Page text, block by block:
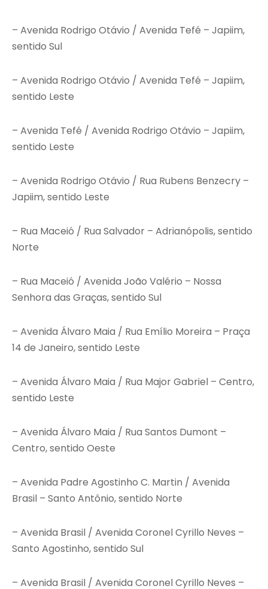
– Avenida Rodrigo Otávio / Avenida Tefé – Japiim,
sentido Sul
– Avenida Rodrigo Otávio / Avenida Tefé – Japiim,
sentido Leste
– Avenida Tefé / Avenida Rodrigo Otávio – Japiim,
sentido Leste
– Avenida Rodrigo Otávio / Rua Rubens Benzecry –
Japiim, sentido Leste
– Rua Maceió / Rua Salvador – Adrianópolis, sentido
Norte
– Rua Maceió / Avenida João Valério – Nossa
Senhora das Graças, sentido Sul
– Avenida Álvaro Maia / Rua Emílio Moreira – Praça
14 de Janeiro, sentido Leste
– Avenida Álvaro Maia / Rua Major Gabriel – Centro,
sentido Leste
– Avenida Álvaro Maia / Rua Santos Dumont –
Centro, sentido Oeste
– Avenida Padre Agostinho C. Martin / Avenida
Brasil – Santo Antônio, sentido Norte
– Avenida Brasil / Avenida Coronel Cyrillo Neves –
Santo Agostinho, sentido Sul
– Avenida Brasil / Avenida Coronel Cyrillo Neves –